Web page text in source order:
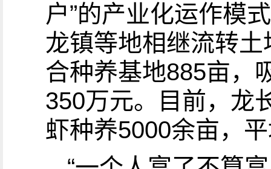
户”的产业化运作模
龙镇等地相继流转
合种养基地885亩，
350万元。目前，龙
虾种养5000余亩，